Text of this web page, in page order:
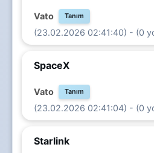
Vato Tanım
(23.02.2026 02:41:40) - (0
SpaceX
Vato Tanım
(23.02.2026 02:41:04) - (0
Starlink